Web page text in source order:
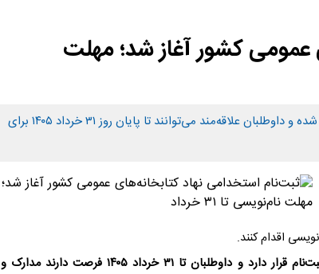
عمومی کشور آغاز شد؛ مهلت
فرآیند ثبت‌نام آزمون استخدامی نهاد کتابخانه‌های عمومی کشور آغاز شده و داوطلبان علاقه‌مند می‌توانند تا پایان روز ۳۱ خرداد ۱۴۰۵ برای
اقدام کنند.
بر اساس اعلام مراجع مربوطه، وضعیت فعلی این آزمون در مرحله ثبت‌نام قرار دارد و داوطلبان تا ۳۱ خرداد ۱۴۰۵ فرصت دارند مدارک و